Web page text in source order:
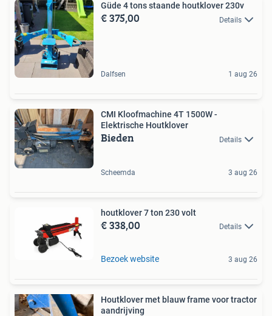
Güde 4 tons staande houtklover 230v
€ 375,00 Details
Dalfsen 1 aug 26
CMI Kloofmachine 4T 1500W -
Elektrische Houtklover
Bieden Details
Scheemda 3 aug 26
houtklover 7 ton 230 volt
€ 338,00 Details
Bezoek website 3 aug 26
Houtklover met blauw frame voor tractor
aandrijving